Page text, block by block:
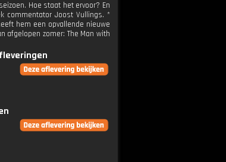
Hoe staat het ervoor? En
commentator Joost Vullings. *
hem een opvallende nieuwe
afgelopen zomer: The Man with